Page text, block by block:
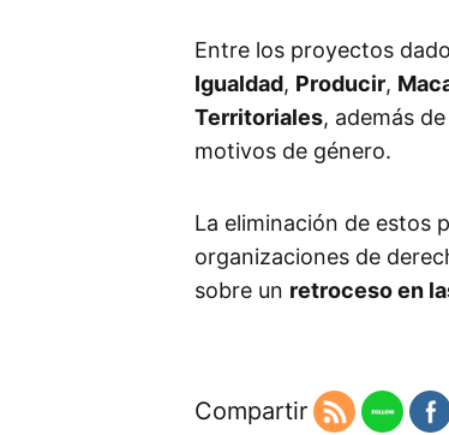
Entre los proyectos
Igualdad, Producir,
Territoriales, además
motivos de género.
La eliminación de estos
organizaciones de
sobre un retroceso en
Compartir